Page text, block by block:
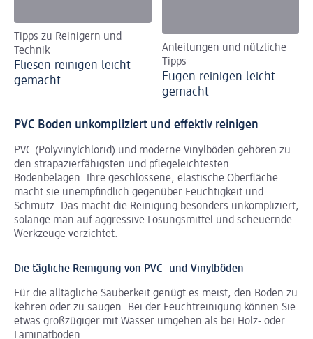
Tipps zu Reinigern und
Technik
Fliesen reinigen leicht
gemacht
Anleitungen und nützliche
Tipps
Fugen reinigen leicht
gemacht
PVC Boden unkompliziert und effektiv reinigen
PVC (Polyvinylchlorid) und moderne Vinylböden gehören zu
den strapazierfähigsten und pflegeleichtesten
Bodenbelägen. Ihre geschlossene, elastische Oberfläche
macht sie unempfindlich gegenüber Feuchtigkeit und
Schmutz. Das macht die Reinigung besonders unkompliziert,
solange man auf aggressive Lösungsmittel und scheuernde
Werkzeuge verzichtet.
Die tägliche Reinigung von PVC- und Vinylböden
Für die alltägliche Sauberkeit genügt es meist, den Boden zu
kehren oder zu saugen. Bei der Feuchtreinigung können Sie
etwas großzügiger mit Wasser umgehen als bei Holz- oder
Laminatböden.